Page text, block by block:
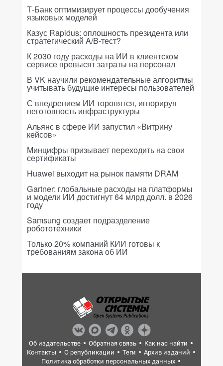
Т-Банк оптимизирует процессы дообучения
языковых моделей
Казус Rapidus: оплошность президента или
стратегический A/B-тест?
К 2030 году расходы на ИИ в клиентском
сервисе превысят затраты на персонал
В VK научили рекомендательные алгоритмы
учитывать будущие интересы пользователей
С внедрением ИИ торопятся, игнорируя
неготовность инфраструктуры
Альянс в сфере ИИ запустил «Витрину
кейсов»
Минцифры призывает переходить на свои
сертификаты
Huawei выходит на рынок памяти DRAM
Gartner: глобальные расходы на платформы
и модели ИИ достигнут 64 млрд долл. в 2026
году
Samsung создает подразделение
робототехники
Только 20% компаний КИИ готовы к
требованиям закона об ИИ
Об издательстве Обратная связь
Как нас найти
Контакты
О републикации Теги
Архив изданий
Политика обработки персональных данных